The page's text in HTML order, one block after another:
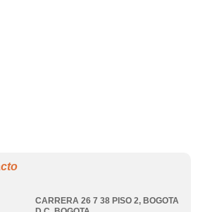
CARRERA 26 7 38 PISO 2, BOGOTA